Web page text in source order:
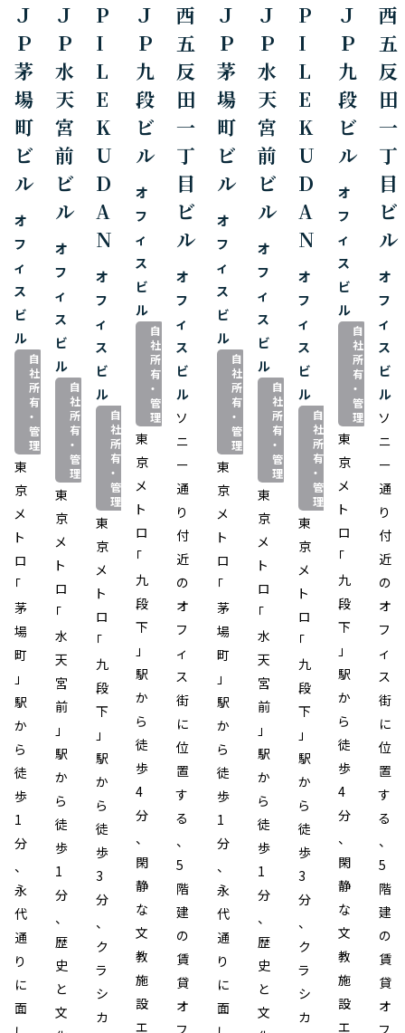
Ｊ
Ｐ
茅
場
町
ビ
ル
オ
フ
ィ
ス
ビ
ル
自
社
所
有
・
管
理
東
京
メ
ト
ロ
「
茅
場
町
」
駅
か
ら
徒
歩
1
分
、
永
代
通
り
に
面
Ｊ
Ｐ
水
天
宮
前
ビ
ル
オ
フ
ィ
ス
ビ
ル
自
社
所
有
・
管
理
東
京
メ
ト
ロ
「
水
天
宮
前
」
駅
か
ら
徒
歩
1
分
、
歴
史
と
文
P
I
L
E
K
U
D
A
N
オ
フ
ィ
ス
ビ
ル
自
社
所
有
・
管
理
東
京
メ
ト
ロ
「
九
段
下
」
駅
か
ら
徒
歩
3
分
、
ク
ラ
シ
カ
Ｊ
Ｐ
九
段
ビ
ル
オ
フ
ィ
ス
ビ
ル
自
社
所
有
・
管
理
東
京
メ
ト
ロ
「
九
段
下
」
駅
か
ら
徒
歩
4
分
、
閑
静
な
文
教
施
設
エ
西
五
反
田
一
丁
目
ビ
ル
オ
フ
ィ
ス
ビ
ル
ソ
ニ
ー
通
り
付
近
の
オ
フ
ィ
ス
街
に
位
置
す
る
、
5
階
建
の
賃
貸
オ
Ｊ
Ｐ
茅
場
町
ビ
ル
オ
フ
ィ
ス
ビ
ル
自
社
所
有
・
管
理
東
京
メ
ト
ロ
「
茅
場
町
」
駅
か
ら
徒
歩
1
分
、
永
代
通
り
に
面
Ｊ
Ｐ
水
天
宮
前
ビ
ル
オ
フ
ィ
ス
ビ
ル
自
社
所
有
・
管
理
東
京
メ
ト
ロ
「
水
天
宮
前
」
駅
か
ら
徒
歩
1
分
、
歴
史
と
文
P
I
L
E
K
U
D
A
N
オ
フ
ィ
ス
ビ
ル
自
社
所
有
・
管
理
東
京
メ
ト
ロ
「
九
段
下
」
駅
か
ら
徒
歩
3
分
、
ク
ラ
シ
カ
Ｊ
Ｐ
九
段
ビ
ル
オ
フ
ィ
ス
ビ
ル
自
社
所
有
・
管
理
東
京
メ
ト
ロ
「
九
段
下
」
駅
か
ら
徒
歩
4
分
、
閑
静
な
文
教
施
設
エ
西
五
反
田
一
丁
目
ビ
ル
オ
フ
ィ
ス
ビ
ル
ソ
ニ
ー
通
り
付
近
の
オ
フ
ィ
ス
街
に
位
置
す
る
、
5
階
建
の
賃
貸
オ